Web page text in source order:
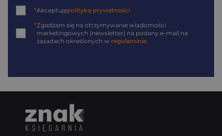
*Akceptujępolitykę prywatności
*Zgadzam się na otrzymywanie wiadomości
marketingowych (newsletter) na podany e-mail na
zasadach określonych w regulaminie.